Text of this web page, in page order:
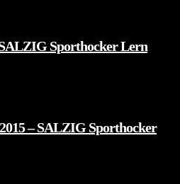
Sporthocker Lern
– SALZIG Sporthocker